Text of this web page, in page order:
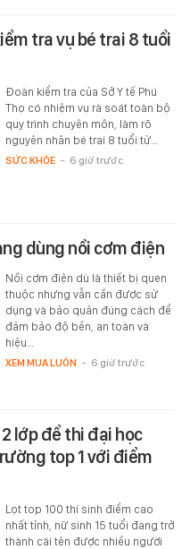
tra vụ bé trai 8 tuổi
Đoàn kiểm tra của Sở Y tế Phú
Thọ có nhiệm vụ rà soát toàn bộ
quy trình chuyên môn, làm rõ
nguyên nhân bé trai 8 tuổi tử…
SỨC KHỎE - 6 giờ trước
dùng nồi cơm điện
Nồi cơm điện dù là thiết bị quen
thuộc nhưng vẫn cần được sử
dụng và bảo quản đúng cách để
đảm bảo độ bền, an toàn và
hiệu…
XEM MUA LUÔN - 6 giờ trước
lớp để thi đại học
top 1 với điểm
Lọt top 100 thí sinh điểm cao
nhất tỉnh, nữ sinh 15 tuổi đang trở
thành cái tên được nhiều người